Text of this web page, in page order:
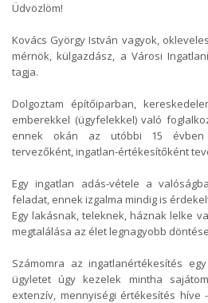
Üdvözlöm!
Kovács György István vagyok,
mérnök, külgazdász, a Városi
tagja.
Dolgoztam építőiparban,
emberekkel (ügyfelekkel) való
ennek okán az utóbbi 15 évben
tervezőként, ingatlan-értékesítőként
Egy ingatlan adás-vétele a
feladat, ennek izgalma mindig is
Egy lakásnak, teleknek, háznak lelke
megtalálása az élet legnagyobb
Számomra az ingatlanértékesítés
ügyletet úgy kezelek mintha
extenzív, mennyiségi értékesítés